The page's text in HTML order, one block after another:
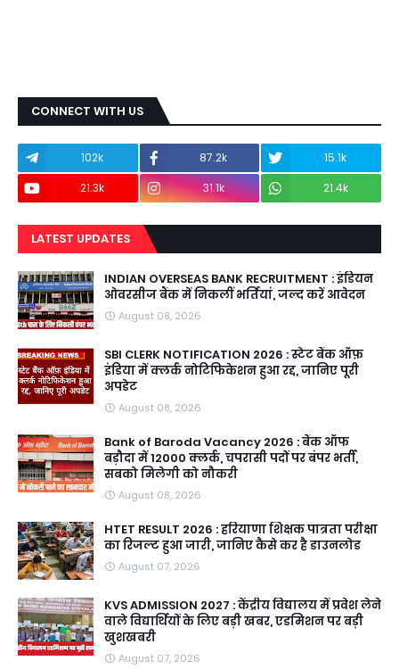
CONNECT WITH US
102k 87.2k
15.1k
21.3k
31.1k 21.4k
LATEST UPDATES
INDIAN OVERSEAS BANK RECRUITMENT : इंडियन
ओवरसीज बैंक में निकलीं भर्तियां, जल्द करें आवेदन
August 08, 2026
SBI CLERK NOTIFICATION 2026 : स्टेट बैंक ऑफ़
इंडिया में क्लर्क नोटिफिकेशन हुआ रद्द, जानिए पूरी
अपडेट
August 08, 2026
Bank of Baroda Vacancy 2026 : बैंक ऑफ
बड़ौदा में 12000 क्लर्क, चपरासी पदों पर बंपर भर्ती,
सबको मिलेगी को नौकरी
August 08, 2026
HTET RESULT 2026 : हरियाणा शिक्षक पात्रता परीक्षा
का रिजल्ट हुआ जारी, जानिए कैसे कर है डाउनलोड
August 07, 2026
KVS ADMISSION 2027 : केंद्रीय विद्यालय में प्रवेश लेने
वाले विद्यार्थियों के लिए बड़ी खबर, एडमिशन पर बड़ी
खुशखबरी
August 07, 2026